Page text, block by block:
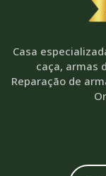
Casa
caça, armas
Reparação de